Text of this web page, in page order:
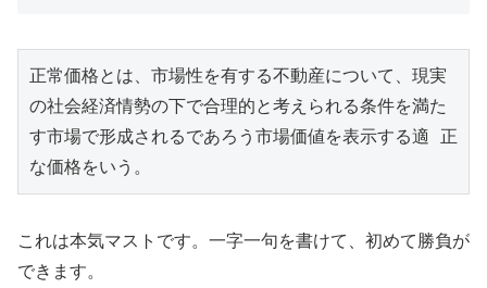
正常価格とは、市場性を有する不動産について、現実
の社会経済情勢の下で合理的と考えられる条件を満た
す市場で形成されるであろう市場価値を表示する適 正
な価格をいう。
これは本気マストです。一字一句を書けて、初めて勝負が
できます。